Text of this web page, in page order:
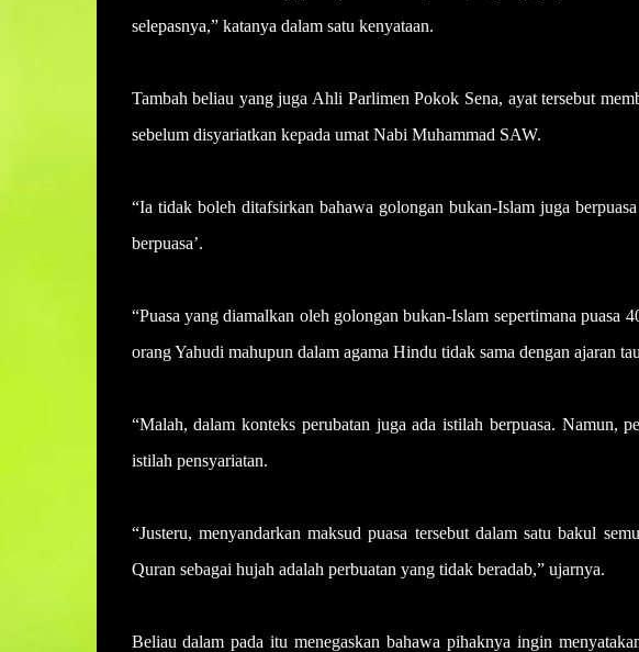
selepasnya,” katanya dalam satu kenyataan.
Tambah beliau yang juga Ahli Parlimen Pokok Sena, ayat tersebut
sebelum disyariatkan kepada umat Nabi Muhammad SAW.
“Ia tidak boleh ditafsirkan bahawa golongan bukan-Islam juga
berpuasa’.
“Puasa yang diamalkan oleh golongan bukan-Islam sepertimana puasa
orang Yahudi mahupun dalam agama Hindu tidak sama dengan ajaran
“Malah, dalam konteks perubatan juga ada istilah berpuasa. Namun,
istilah pensyariatan.
“Justeru, menyandarkan maksud puasa tersebut dalam satu bakul
Quran sebagai hujah adalah perbuatan yang tidak beradab,” ujarnya.
Beliau dalam pada itu menegaskan bahawa pihaknya ingin